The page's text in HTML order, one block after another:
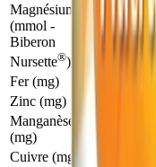
Magnésium
(mmol -
Biberon
Nursette®)
0,22
Fer (mg)
Zinc (mg)
Manganèse
(mg)
Cuivre (mg)